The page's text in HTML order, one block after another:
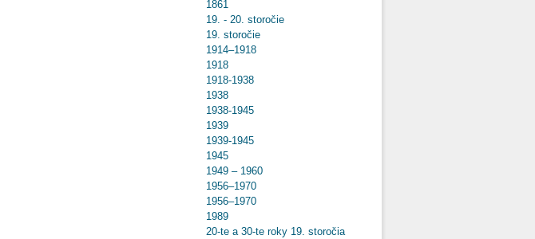
1861
19. - 20. storočie
19. storočie
1914–1918
1918
1918-1938
1938
1938-1945
1939
1939-1945
1945
1949 – 1960
1956–1970
1956–1970
1989
20-te a 30-te roky 19. storočia